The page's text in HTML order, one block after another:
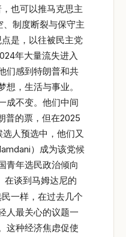
也可以推马克思主
制度断裂与保守主
是，以往被民主党
年大量流失进入
们感到特朗普和共
，生活与事业。
成不变。他们中间
普的票，但在2025
人预选中，他们又
）成为该党候
青年选民政治倾向
在谈到马姆达尼的
一样，在过去几个
人最关心的议题一
这种经济焦虑促使